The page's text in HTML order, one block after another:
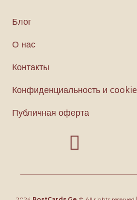
Блог
О нас
Контакты
Конфиденциальность и cookie
Публичная оферта